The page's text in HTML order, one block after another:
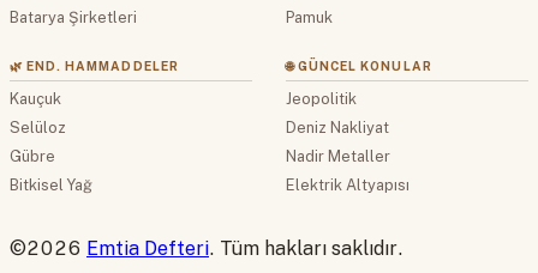
Batarya Şirketleri
Pamuk
🌿 END. HAMMADDELER
Kauçuk
Selüloz
Gübre
Bitkisel Yağ
🌐 GÜNCEL KONULAR
Jeopolitik
Deniz Nakliyat
Nadir Metaller
Elektrik Altyapısı
©2026 Emtia Defteri. Tüm hakları saklıdır.